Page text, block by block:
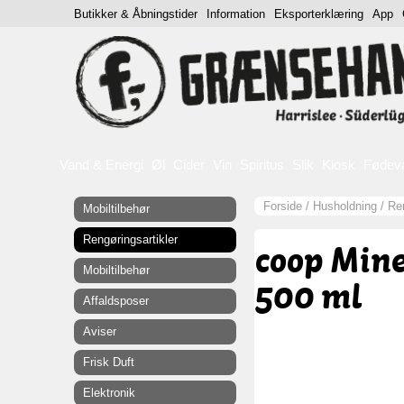
Forside / Husholdning /
coop
500 ml
Mobiltilbehør
Rengøringsartikler
Mobiltilbehør
Affaldsposer
Aviser
Frisk Duft
Elektronik
Butikker & Åbningstider Information Eksporterklæring App